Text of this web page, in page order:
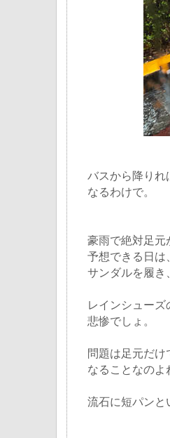
バスから降りれ
なるわけで。
豪雨で絶対足元
予想できる日は
サンダルを履き
レインシューズ
悲惨でしょ。
問題は足元だ
なることなのよ
流石に短パンと